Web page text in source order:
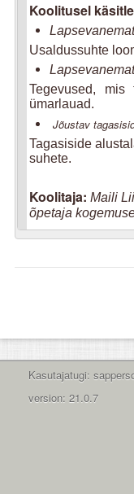
Koolitusel
Usaldussuhte
Tegevused, mis
ümarlauad.
Jõustav
Tagasiside
suhete.
Koolitaja: Maili
õpetaja
Kasutajatugi:
version: 21.0.7